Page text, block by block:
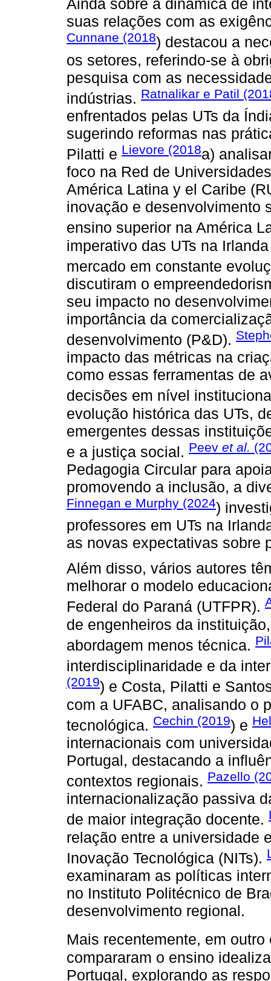
Ainda sobre a dinâmica de
suas relações com as
Cunnane (2018) destacou a
os setores, referindo-se à
pesquisa com as
indústrias. Ratnalikar e Patil
enfrentados pelas UTs da
sugerindo reformas nas
Pilatti e Lievore (2018a)
foco na Red de
América Latina y el Caribe
inovação e desenvolvimento
ensino superior na América
imperativo das UTs na
mercado em constante
discutiram o
seu impacto no
importância da
desenvolvimento (P&D).
impacto das métricas na
como essas ferramentas de
decisões em nível
evolução histórica das UTs,
emergentes dessas
e a justiça social. Peev et al.
Pedagogia Circular para
promovendo a inclusão, a
Finnegan e Murphy (2024)
professores em UTs na
as novas expectativas sobre
Além disso, vários autores
melhorar o modelo
Federal do Paraná (UTFPR).
de engenheiros da
abordagem menos técnica.
interdisciplinaridade e da
(2019) e Costa, Pilatti e
com a UFABC, analisando o
tecnológica. Cechin (2019) e
internacionais com
Portugal, destacando a
contextos regionais. Pazello
internacionalização passiva
de maior integração docente.
relação entre a universidade
Inovação Tecnológica (NITs).
examinaram as políticas
no Instituto Politécnico de
desenvolvimento regional.
Mais recentemente, em
compararam o ensino
Portugal, explorando as